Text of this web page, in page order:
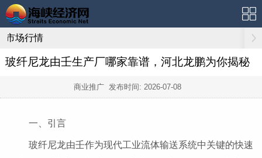
市场行情
玻纤尼龙由壬生产厂哪家靠谱，河北龙鹏为你揭秘
商业推广 发布时间: 2026-07-08
一、引言
玻纤尼龙由壬作为现代工业流体输送系统中关键的快速